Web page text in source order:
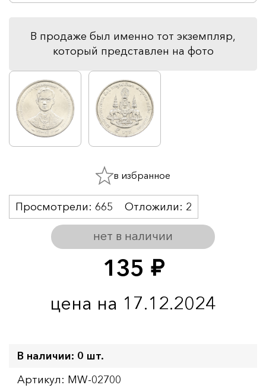
В продаже был именно тот экземпляр,
который представлен на фото
135 руб.
цена на 17.12.2024
нет в наличии
Просмотрели: 665 Отложили: 2
в избранное
В наличии: 0 шт.
Артикул: MW-02700